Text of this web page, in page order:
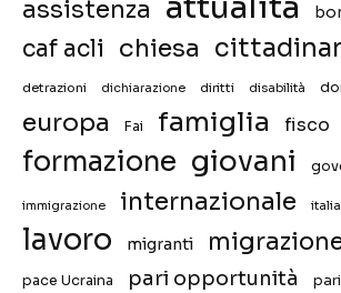
assistenza
caf acli chiesa
detrazioni dichiarazione diritti disabilità
europa Fai famiglia fisco
formazione giovani
immigrazione internazionale
lavoro migranti
pace Ucraina pari opportunità